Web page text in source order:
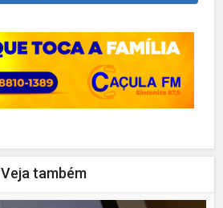
Veja também